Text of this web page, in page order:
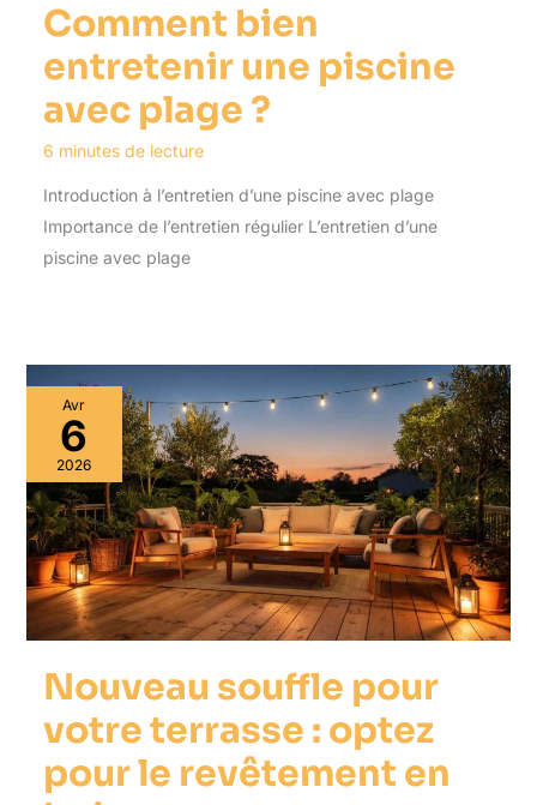
Comment bien
entretenir une piscine
avec plage ?
6 minutes de lecture
Introduction à l’entretien d’une piscine avec plage
Importance de l’entretien régulier L’entretien d’une
piscine avec plage
Avr
6
2026
Nouveau souffle pour
votre terrasse : optez
pour le revêtement en